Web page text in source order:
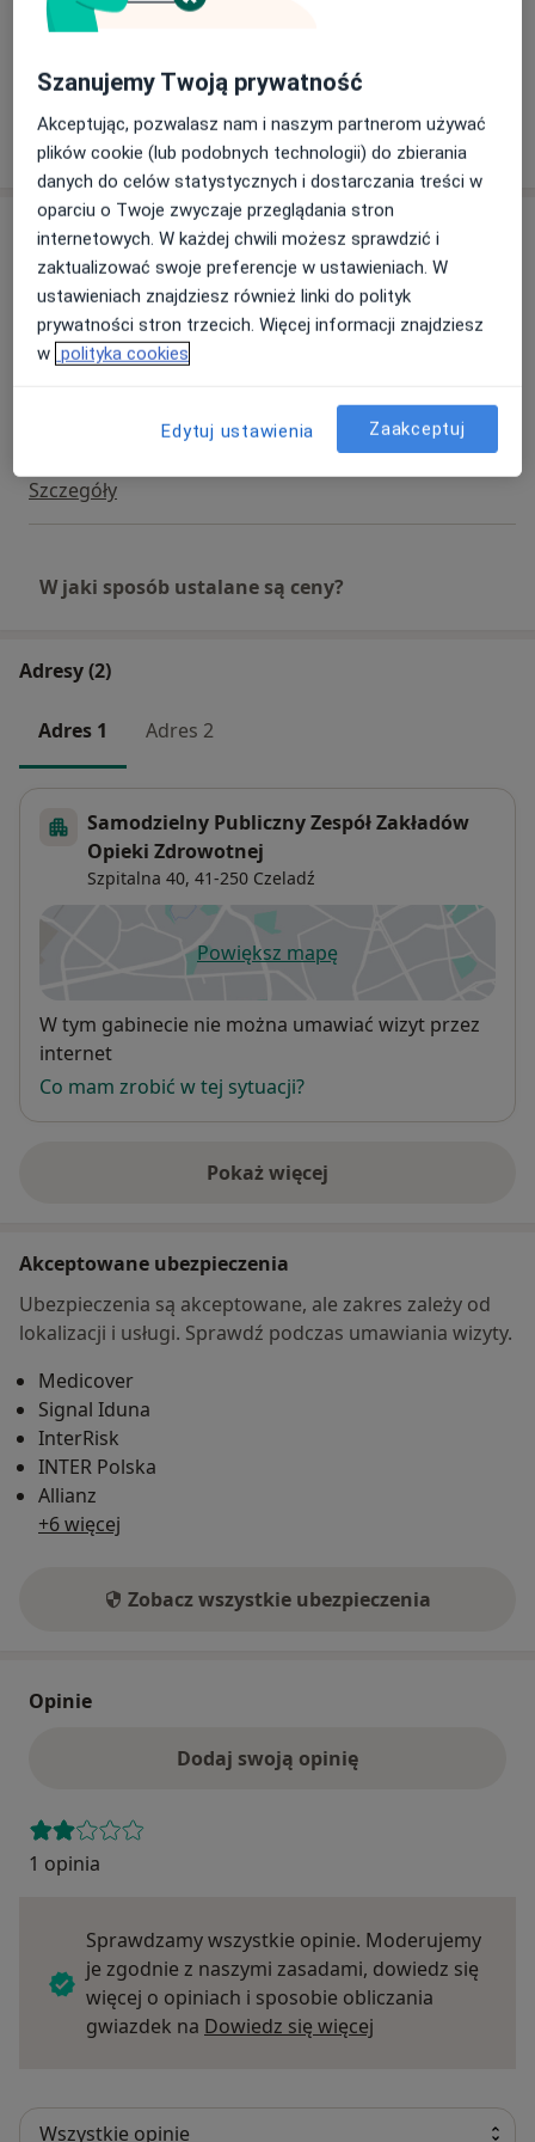
Pacjenci których przyjmuję
Dorośli (Tylko pod niektórymi adresami)
Pokaż więcejo doświadczeniu
Usługi i ceny
Konsultacja diabetologiczna
Od 250 zł Szczegóły
Badania krwi
Szczegóły
W jaki sposób ustalane są ceny?
Adresy (2)
Adres 1 Adres 2
Samodzielny Publiczny Zespół Zakładów
Opieki Zdrowotnej
Szpitalna 40, 41-250 Czeladź
Powiększ mapęotwiera się w nowej karcie
Dostępność
W tym gabinecie nie można umawiać wizyt przez
internet
Co mam zrobić w tej sytuacji?
Pokaż więcej
o adresie
Akceptowane ubezpieczenia
Ubezpieczenia są akceptowane, ale zakres zależy od
lokalizacji i usługi. Sprawdź podczas umawiania wizyty.
Medicover
Signal Iduna
InterRisk
INTER Polska
Allianz
+6 więcej
Zobacz wszystkie ubezpieczenia
Opinie
Dodaj swoją opinię
1 opinia
Sprawdzamy wszystkie opinie. Moderujemy
je zgodnie z naszymi zasadami, dowiedz się
więcej o opiniach i sposobie obliczania
gwiazdek na Dowiedz się więcej
Szanujemy Twoją prywatność
Akceptując, pozwalasz nam i naszym partnerom używać
plików cookie (lub podobnych technologii) do zbierania
danych do celów statystycznych i dostarczania treści w
oparciu o Twoje zwyczaje przeglądania stron
internetowych. W każdej chwili możesz sprawdzić i
zaktualizować swoje preferencje w ustawieniach. W
ustawieniach znajdziesz również linki do polityk
prywatności stron trzecich. Więcej informacji znajdziesz
w polityka cookies
Edytuj ustawienia Zaakceptuj